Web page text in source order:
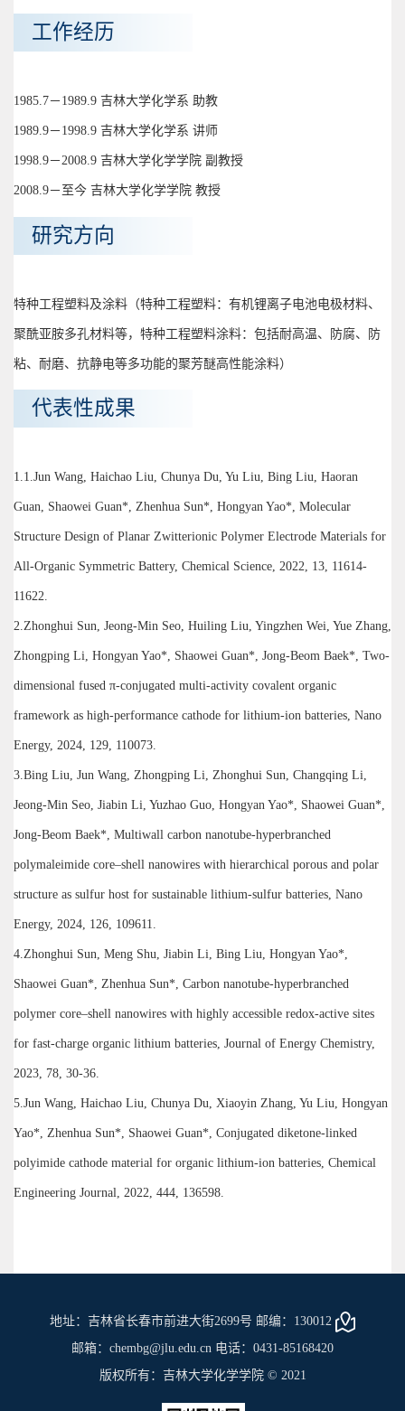
工作经历
1985.7－1989.9 吉林大学化学系 助教
1989.9－1998.9 吉林大学化学系 讲师
1998.9－2008.9 吉林大学化学学院 副教授
2008.9－至今 吉林大学化学学院 教授
研究方向
特种工程塑料及涂料（特种工程塑料：有机锂离子电池电极材料、
聚酰亚胺多孔材料等，特种工程塑料涂料：包括耐高温、防腐、防
粘、耐磨、抗静电等多功能的聚芳醚高性能涂料）
代表性成果
1.1.Jun Wang, Haichao Liu, Chunya Du, Yu Liu, Bing Liu, Haoran
Guan, Shaowei Guan*, Zhenhua Sun*, Hongyan Yao*, Molecular
Structure Design of Planar Zwitterionic Polymer Electrode Materials for
All-Organic Symmetric Battery, Chemical Science, 2022, 13, 11614-
11622.
2.Zhonghui Sun, Jeong-Min Seo, Huiling Liu, Yingzhen Wei, Yue Zhang,
Zhongping Li, Hongyan Yao*, Shaowei Guan*, Jong-Beom Baek*, Two-
dimensional fused π-conjugated multi-activity covalent organic
framework as high-performance cathode for lithium-ion batteries, Nano
Energy, 2024, 129, 110073.
3.Bing Liu, Jun Wang, Zhongping Li, Zhonghui Sun, Changqing Li,
Jeong-Min Seo, Jiabin Li, Yuzhao Guo, Hongyan Yao*, Shaowei Guan*,
Jong-Beom Baek*, Multiwall carbon nanotube-hyperbranched
polymaleimide core–shell nanowires with hierarchical porous and polar
structure as sulfur host for sustainable lithium-sulfur batteries, Nano
Energy, 2024, 126, 109611.
4.Zhonghui Sun, Meng Shu, Jiabin Li, Bing Liu, Hongyan Yao*,
Shaowei Guan*, Zhenhua Sun*, Carbon nanotube-hyperbranched
polymer core–shell nanowires with highly accessible redox-active sites
for fast-charge organic lithium batteries, Journal of Energy Chemistry,
2023, 78, 30-36.
5.Jun Wang, Haichao Liu, Chunya Du, Xiaoyin Zhang, Yu Liu, Hongyan
Yao*, Zhenhua Sun*, Shaowei Guan*, Conjugated diketone-linked
polyimide cathode material for organic lithium-ion batteries, Chemical
Engineering Journal, 2022, 444, 136598.
地址：吉林省长春市前进大街2699号 邮编：130012
邮箱：chembg@jlu.edu.cn 电话：0431-85168420
版权所有：吉林大学化学学院 © 2021